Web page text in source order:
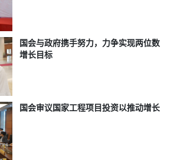
国会与政府携手努力，力争实现两位数
增长目标
国会审议国家工程项目投资以推动增长